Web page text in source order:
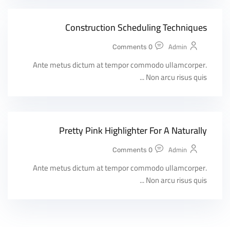
Construction Scheduling Techniques
Admin
0 Comments
Ante metus dictum at tempor commodo ullamcorper.
Non arcu risus quis ...
Pretty Pink Highlighter For A Naturally
Admin
0 Comments
Ante metus dictum at tempor commodo ullamcorper.
Non arcu risus quis ...